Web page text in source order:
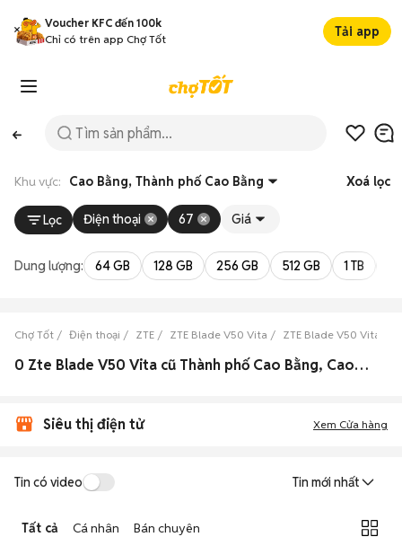
Voucher KFC đến 100k
Chỉ có trên app Chợ Tốt
Tải app
Khu vực: Cao Bằng, Thành phố Cao Bằng Xoá lọc
Lọc Điện thoại 67 Giá
Dung lượng: 64 GB 128 GB 256 GB 512 GB 1 TB
Chợ Tốt Điện thoại ZTE ZTE Blade V50 Vita ZTE Blade V50 Vita
0 Zte Blade V50 Vita cũ Thành phố Cao Bằng, Cao Bằng đẹp
Siêu thị điện tử Xem Cửa hàng
Tin có video Tin mới nhất
Tất cả Cá nhân Bán chuyên